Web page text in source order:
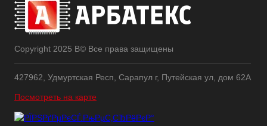
Copyright 2025 В© Все права защищены
427962, Удмуртская Респ, Сарапул г, Путейская ул, дом 62А
Посмотреть на карте